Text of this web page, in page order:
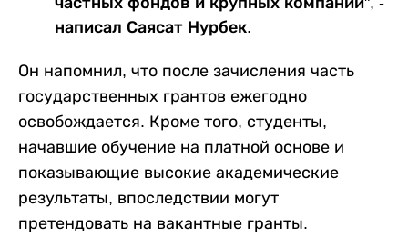
написал Саясат Нурбек.
Он напомнил, что после зачисления часть
государственных грантов ежегодно
освобождается. Кроме того, студенты,
начавшие обучение на платной основе и
показывающие высокие академические
результаты, впоследствии могут
претендовать на вакантные гранты.